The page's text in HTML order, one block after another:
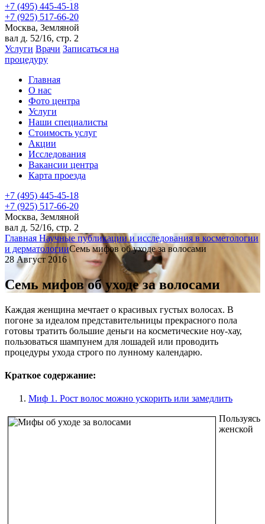
+7 (495) 445-45-18
+7 (925) 517-66-20
Москва, Земляной
вал д. 52/16, стр. 2
Услуги Врачи Записаться на
процедуру
Главная
О нас
Фото центра
Услуги
Наши специалисты
Стоимость услуг
Акции
Исследования
Вакансии центра
Карта проезда
+7 (495) 445-45-18
+7 (925) 517-66-20
Москва, Земляной
вал д. 52/16, стр. 2
Главная Научные публикации и исследования в косметологии
и дерматологииСемь мифов об уходе за волосами
28 Август 2016
Семь мифов об уходе за волосами
Каждая женщина мечтает о красивых густых волосах. В
погоне за идеалом представительницы прекрасного пола
готовы тратить большие деньги на косметические ноу-хау,
пользоваться шампунем для лошадей или проводить
процедуры ухода строго по лунному календарю.
Краткое содержание:
Миф 1. Рост волос можно ускорить или замедлить
Пользуясь
женской